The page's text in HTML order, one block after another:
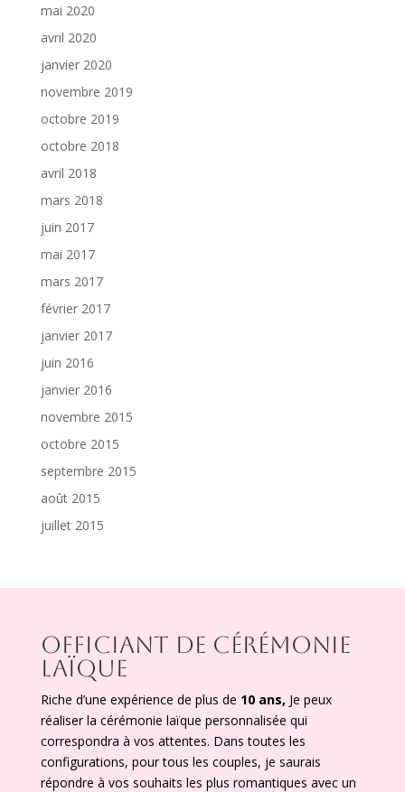
mai 2020
avril 2020
janvier 2020
novembre 2019
octobre 2019
octobre 2018
avril 2018
mars 2018
juin 2017
mai 2017
mars 2017
février 2017
janvier 2017
juin 2016
janvier 2016
novembre 2015
octobre 2015
septembre 2015
août 2015
juillet 2015
OFFICIANT DE CÉRÉMONIE
LAÏQUE
Riche d’une expérience de plus de 10 ans, Je peux
réaliser la cérémonie laïque personnalisée qui
correspondra à vos attentes. Dans toutes les
configurations, pour tous les couples, je saurais
répondre à vos souhaits les plus romantiques avec un